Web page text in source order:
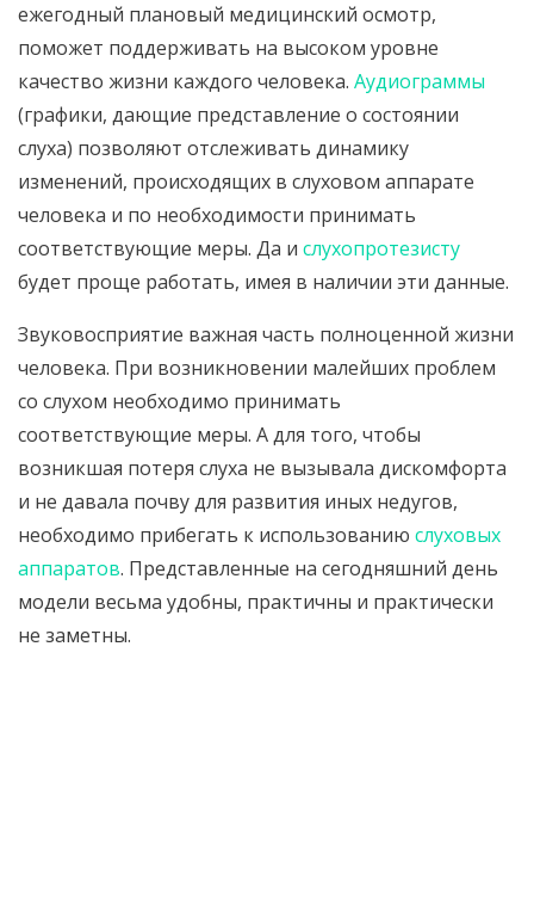
ежегодный плановый медицинский осмотр,
поможет поддерживать на высоком уровне
качество жизни каждого человека. Аудиограммы
(графики, дающие представление о состоянии
слуха) позволяют отслеживать динамику
изменений, происходящих в слуховом аппарате
человека и по необходимости принимать
соответствующие меры. Да и слухопротезисту
будет проще работать, имея в наличии эти данные.
Звуковосприятие важная часть полноценной жизни
человека. При возникновении малейших проблем
со слухом необходимо принимать
соответствующие меры. А для того, чтобы
возникшая потеря слуха не вызывала дискомфорта
и не давала почву для развития иных недугов,
необходимо прибегать к использованию слуховых
аппаратов. Представленные на сегодняшний день
модели весьма удобны, практичны и практически
не заметны.